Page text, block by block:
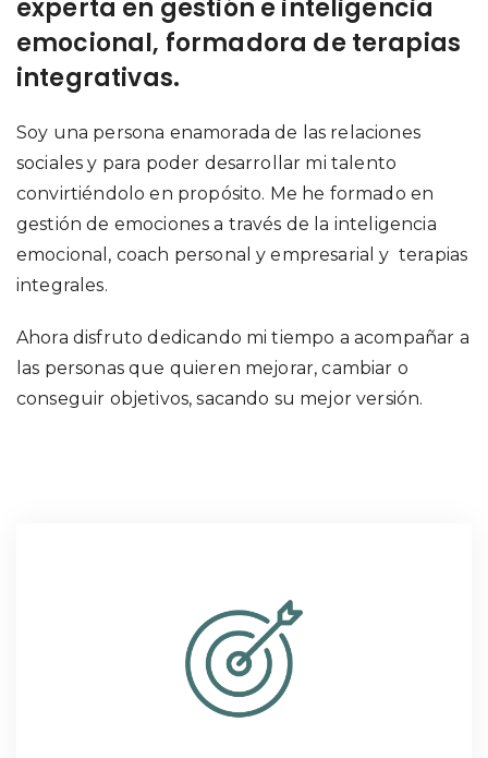
experta en gestión e inteligencia
emocional, formadora de terapias
integrativas.
Soy una persona enamorada de las relaciones
sociales y para poder desarrollar mi talento
convirtiéndolo en propósito. Me he formado en
gestión de emociones a través de la inteligencia
emocional, coach personal y empresarial y terapias
integrales.
Ahora disfruto dedicando mi tiempo a acompañar a
las personas que quieren mejorar, cambiar o
conseguir objetivos, sacando su mejor versión.